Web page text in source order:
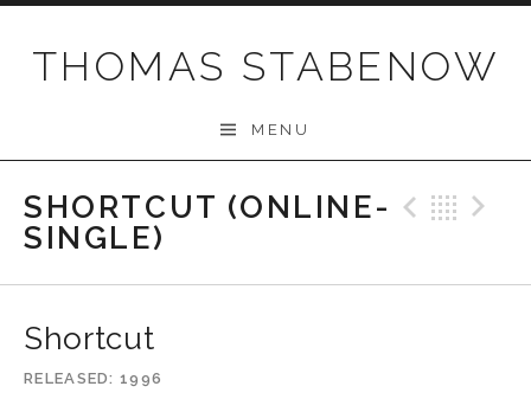
THOMAS STABENOW
MENU
SHORTCUT (ONLINE-
SINGLE)
Shortcut
RELEASED 1996